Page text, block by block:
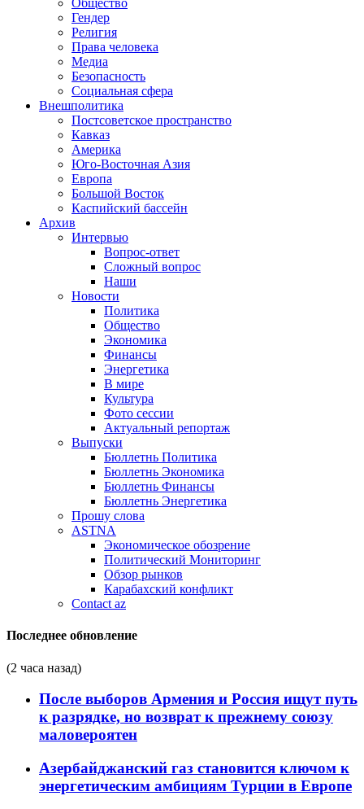
Общество
Гендер
Религия
Права человека
Медиа
Безопасность
Социальная сфера
Внешполитика
Постсоветское пространство
Кавказ
Америка
Юго-Восточная Азия
Европа
Большой Восток
Каспийский бассейн
Архив
Интервью
Вопрос-ответ
Сложный вопрос
Наши
Новости
Политика
Общество
Экономика
Финансы
Энергетика
В мире
Культура
Фото сессии
Актуальный репортаж
Выпуски
Бюллетнь Политика
Бюллетнь Экономика
Бюллетнь Финансы
Бюллетнь Энергетика
Прошу слова
ASTNA
Экономическое обозрение
Политический Мониторинг
Обзор рынков
Карабахский конфликт
Contact az
Последнее обновление
(2 часа назад)
После выборов Армения и Россия ищут путь
к разрядке, но возврат к прежнему союзу
маловероятен
Азербайджанский газ становится ключом к
энергетическим амбициям Турции в Европе